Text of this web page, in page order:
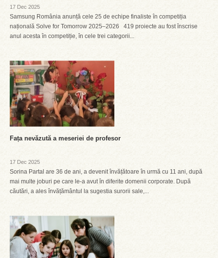
17 Dec 2025
Samsung România anunță cele 25 de echipe finaliste în competiția
națională Solve for Tomorrow 2025–2026 419 proiecte au fost înscrise
anul acesta în competiție, în cele trei categorii...
Fața nevăzută a meseriei de profesor
17 Dec 2025
Sorina Partal are 36 de ani, a devenit învățătoare în urmă cu 11 ani, după
mai multe joburi pe care le-a avut în diferite domenii corporate. După
căutări, a ales învățământul la sugestia surorii sale,...